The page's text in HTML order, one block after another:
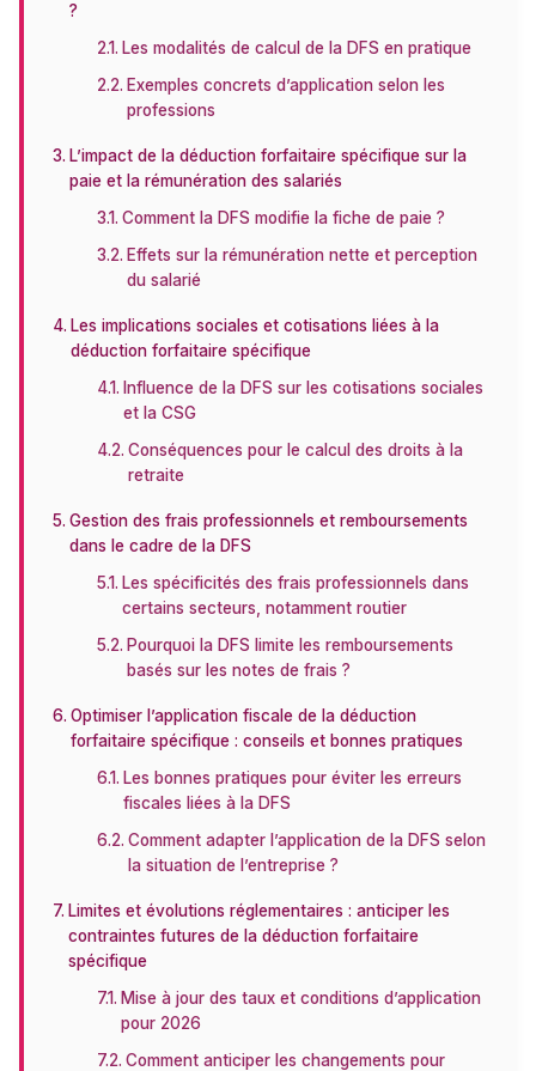
?
Les modalités de calcul de la DFS en pratique
Exemples concrets d’application selon les
professions
L’impact de la déduction forfaitaire spécifique sur la
paie et la rémunération des salariés
Comment la DFS modifie la fiche de paie ?
Effets sur la rémunération nette et perception
du salarié
Les implications sociales et cotisations liées à la
déduction forfaitaire spécifique
Influence de la DFS sur les cotisations sociales
et la CSG
Conséquences pour le calcul des droits à la
retraite
Gestion des frais professionnels et remboursements
dans le cadre de la DFS
Les spécificités des frais professionnels dans
certains secteurs, notamment routier
Pourquoi la DFS limite les remboursements
basés sur les notes de frais ?
Optimiser l’application fiscale de la déduction
forfaitaire spécifique : conseils et bonnes pratiques
Les bonnes pratiques pour éviter les erreurs
fiscales liées à la DFS
Comment adapter l’application de la DFS selon
la situation de l’entreprise ?
Limites et évolutions réglementaires : anticiper les
contraintes futures de la déduction forfaitaire
spécifique
Mise à jour des taux et conditions d’application
pour 2026
Comment anticiper les changements pour